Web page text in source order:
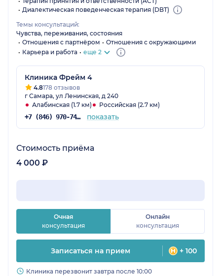
Диалектическая поведенческая терапия (DBT)
Темы консультаций:
Чувства, переживания, состояния
Отношения с партнёром
Отношения с окружающими
Карьера и работа
еще 2
Клиника Фрейм 4
4.8178 отзывов
г Самара, ул Ленинская, д 240
Алабинская (1.7 км)
Российская (2.7 км)
+7 (846) 970-74-02 показать
Стоимость приёма
4 000 ₽
Очная
консультация
Онлайн
консультация
Записаться на прием + 100
Клиника перезвонит завтра после 10:00